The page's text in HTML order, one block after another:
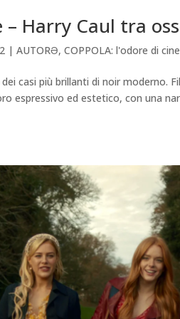
– Harry Caul tra
|AUTORƏ,COPPOLA: l'odore di
casi più brillanti di noir moderno.
espressivo ed estetico, con una